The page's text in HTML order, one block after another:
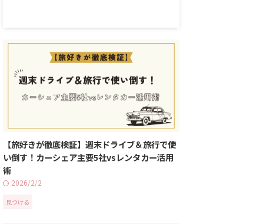
【旅好きが徹底検証】週末ドライブ＆旅行で使
い倒す！カーシェア主要5社vsレンタカー活用
術
2026/2/2
見つける